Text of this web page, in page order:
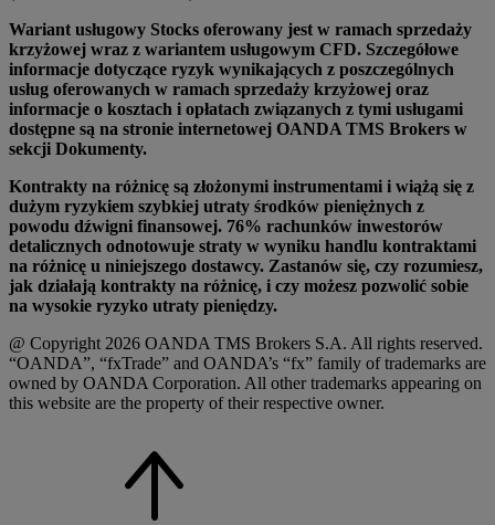
Wariant usługowy Stocks oferowany jest w ramach sprzedaży
krzyżowej wraz z wariantem usługowym CFD. Szczegółowe
informacje dotyczące ryzyk wynikających z poszczególnych
usług oferowanych w ramach sprzedaży krzyżowej oraz
informacje o kosztach i opłatach związanych z tymi usługami
dostępne są na stronie internetowej OANDA TMS Brokers w
sekcji Dokumenty.
Kontrakty na różnicę są złożonymi instrumentami i wiążą się z
dużym ryzykiem szybkiej utraty środków pieniężnych z
powodu dźwigni finansowej. 76% rachunków inwestorów
detalicznych odnotowuje straty w wyniku handlu kontraktami
na różnicę u niniejszego dostawcy. Zastanów się, czy rozumiesz,
jak działają kontrakty na różnicę, i czy możesz pozwolić sobie
na wysokie ryzyko utraty pieniędzy.
@ Copyright 2026 OANDA TMS Brokers S.A. All rights reserved.
“OANDA”, “fxTrade” and OANDA’s “fx” family of trademarks are
owned by OANDA Corporation. All other trademarks appearing on
this website are the property of their respective owner.